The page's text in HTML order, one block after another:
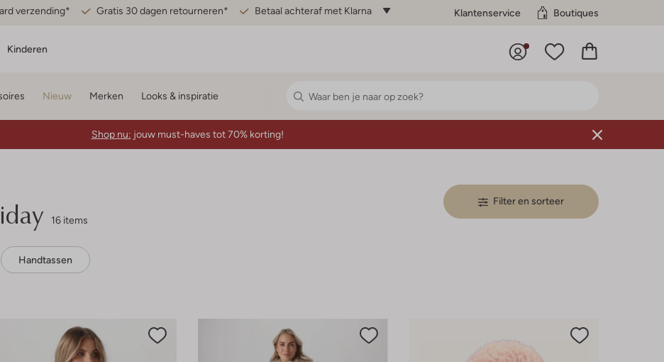
verzending* Gratis 30 dagen retourneren* Betaal achteraf met Klarna Klantenservice Boutiques
Kinderen
Nieuw Merken Looks & inspiratie
Shop nu: jouw must-haves tot 70% korting!
16 items
Filter en sorteer
Handtassen